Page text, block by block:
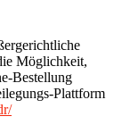
Möglichkeit,
Bestellung
Plattform